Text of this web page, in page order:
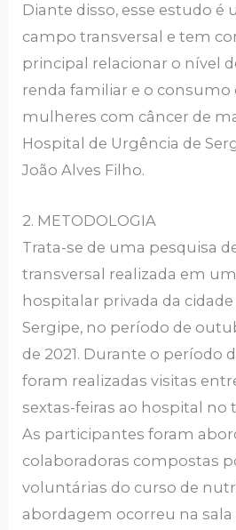
Diante disso, esse estudo é
campo transversal e tem
principal relacionar o nível
renda familiar e o consumo
mulheres com câncer de
Hospital de Urgência de
João Alves Filho.
2. METODOLOGIA
Trata-se de uma pesquisa
transversal realizada em
hospitalar privada da
Sergipe, no período de
de 2021. Durante o período
foram realizadas visitas
sextas-feiras ao hospital
As participantes foram
colaboradoras compostas
voluntárias do curso de
abordagem ocorreu na sala